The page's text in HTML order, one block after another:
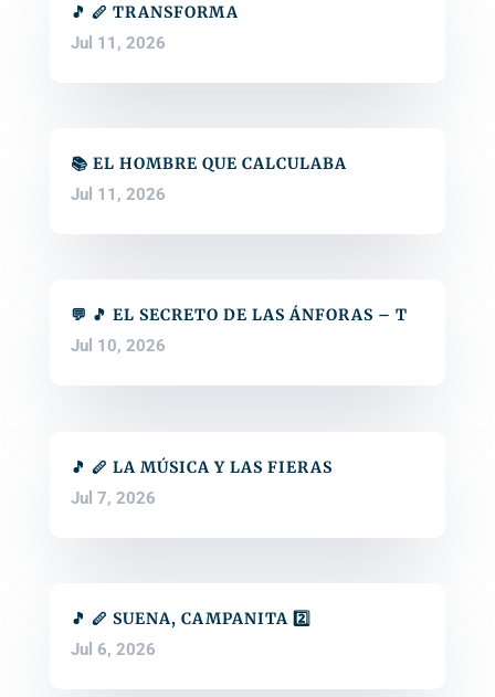
🎵 🪈 TRANSFORMA
Jul 11, 2026
📚 EL HOMBRE QUE CALCULABA
Jul 11, 2026
💬 🎵 EL SECRETO DE LAS ÁNFORAS – T
Jul 10, 2026
🎵 🪈 LA MÚSICA Y LAS FIERAS
Jul 7, 2026
🎵 🪈 SUENA, CAMPANITA 2️⃣
Jul 6, 2026